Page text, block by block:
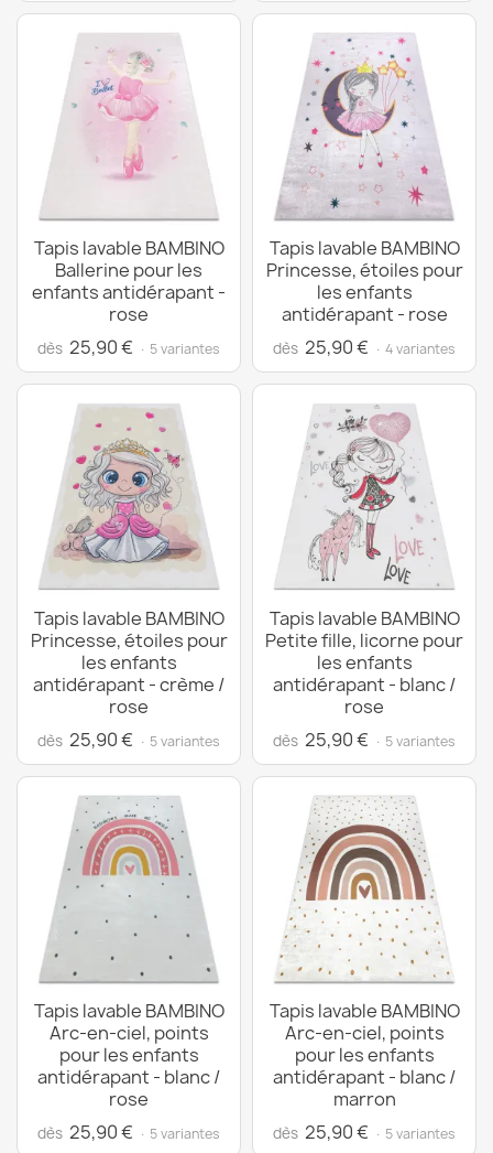
Tapis lavable BAMBINO
Ballerine pour les
enfants antidérapant -
rose
dès 25,90 € · 5 variantes
Tapis lavable BAMBINO
Princesse, étoiles pour
les enfants
antidérapant - rose
dès 25,90 € · 4 variantes
Tapis lavable BAMBINO
Princesse, étoiles pour
les enfants
antidérapant - crème /
rose
dès 25,90 € · 5 variantes
Tapis lavable BAMBINO
Petite fille, licorne pour
les enfants
antidérapant - blanc /
rose
dès 25,90 € · 5 variantes
Tapis lavable BAMBINO
Arc-en-ciel, points
pour les enfants
antidérapant - blanc /
rose
dès 25,90 € · 5 variantes
Tapis lavable BAMBINO
Arc-en-ciel, points
pour les enfants
antidérapant - blanc /
marron
dès 25,90 € · 5 variantes